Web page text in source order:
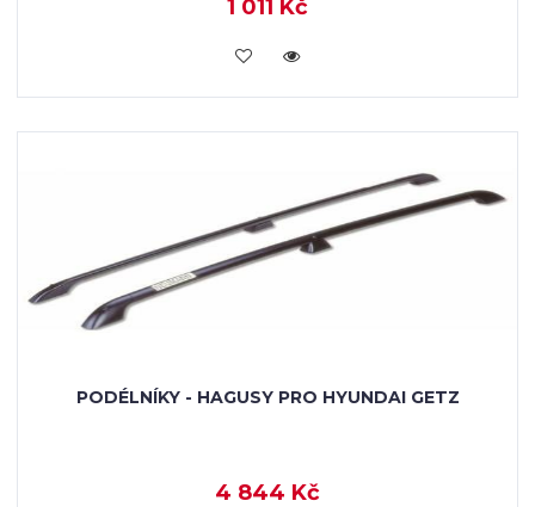
1 011 Kč
KOUPIT
PODÉLNÍKY - HAGUSY PRO HYUNDAI GETZ
4 844 Kč